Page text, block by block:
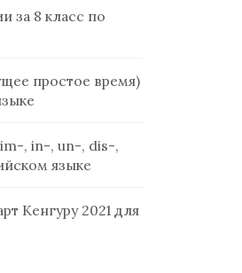
за 8 класс по
простое время)
, in-, un-, dis-,
языке
Кенгуру 2021 для